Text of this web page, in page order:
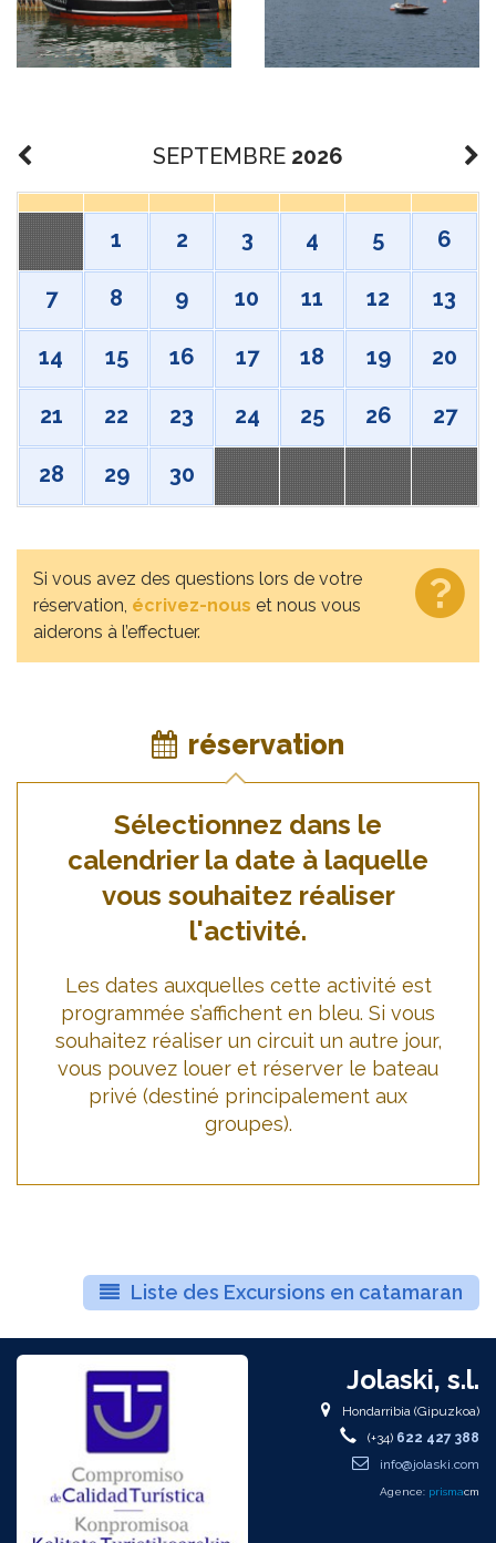
SEPTEMBRE 2026
1 2 3 4 5 6
7 8 9 10 11 12 13
14 15 16 17 18 19 20
21 22 23 24 25 26 27
28 29 30
Si vous avez des questions lors de votre
réservation, écrivez-nous et nous vous
aiderons à l’effectuer.
réservation
Sélectionnez dans le
calendrier la date à laquelle
vous souhaitez réaliser
l'activité.
Les dates auxquelles cette activité est
programmée s’affichent en bleu. Si vous
souhaitez réaliser un circuit un autre jour,
vous pouvez louer et réserver le bateau
privé (destiné principalement aux
groupes).
Liste des Excursions en catamaran
Jolaski, s.l.
Hondarribia (Gipuzkoa)
(+34) 622 427 388
info@jolaski.com
Agence: prismacm